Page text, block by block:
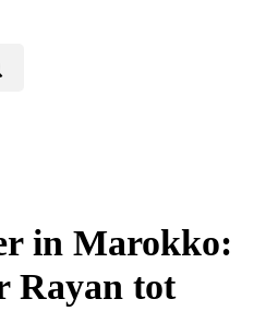
in Marokko:
Rayan tot